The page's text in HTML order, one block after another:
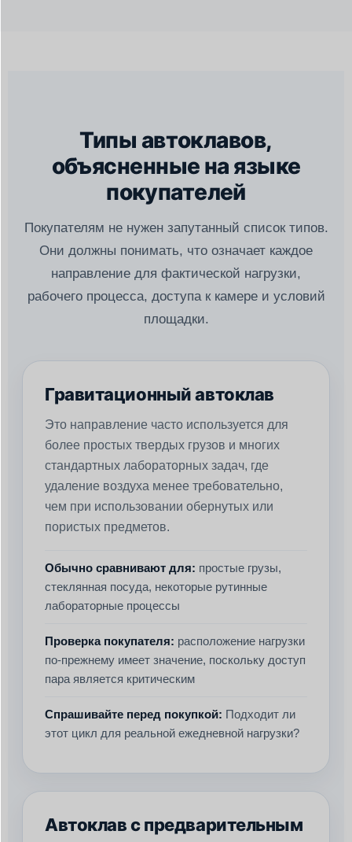
Типы автоклавов,
объясненные на языке
покупателей
Покупателям не нужен запутанный список типов.
Они должны понимать, что означает каждое
направление для фактической нагрузки,
рабочего процесса, доступа к камере и условий
площадки.
Гравитационный автоклав
Это направление часто используется для
более простых твердых грузов и многих
стандартных лабораторных задач, где
удаление воздуха менее требовательно,
чем при использовании обернутых или
пористых предметов.
Обычно сравнивают для: простые грузы,
стеклянная посуда, некоторые рутинные
лабораторные процессы
Проверка покупателя: расположение нагрузки
по-прежнему имеет значение, поскольку доступ
пара является критическим
Спрашивайте перед покупкой: Подходит ли
этот цикл для реальной ежедневной нагрузки?
Автоклав с предварительным